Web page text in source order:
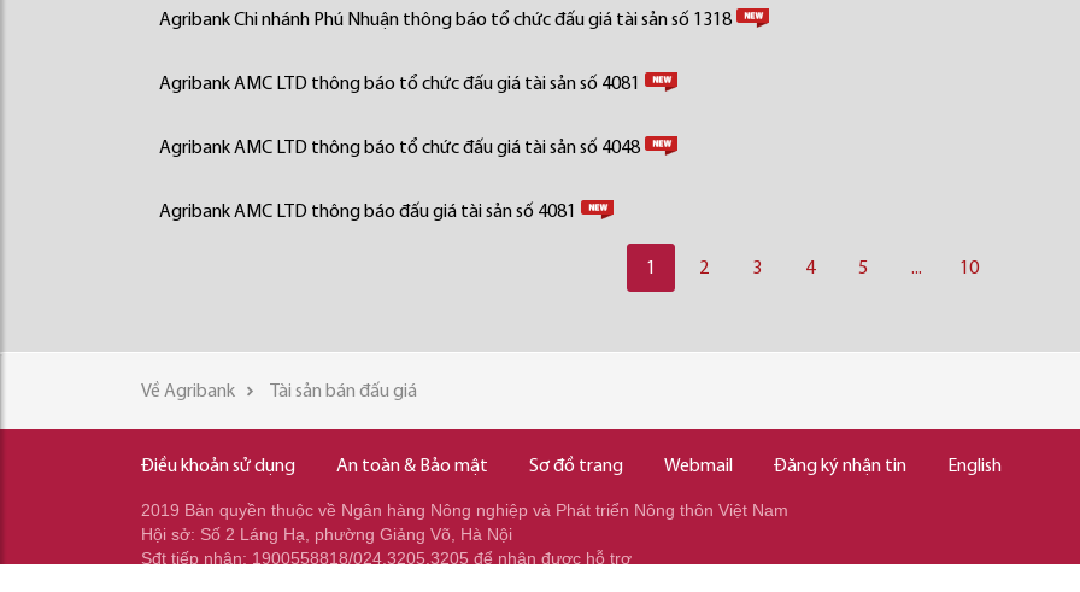
Agribank Chi nhánh Phú Nhuận thông báo tổ chức đấu giá tài sản số 1318
Agribank AMC LTD thông báo tổ chức đấu giá tài sản số 4081
Agribank AMC LTD thông báo tổ chức đấu giá tài sản số 4048
Agribank AMC LTD thông báo đấu giá tài sản số 4081
1 2 3 4 5 ... 10
Về Agribank Tài sản bán đấu giá
Điều khoản sử dụng An toàn & Bảo mật Sơ đồ trang Webmail Đăng ký nhận tin English
2019 Bản quyền thuộc về Ngân hàng Nông nghiệp và Phát triển Nông thôn Việt Nam
Hội sở: Số 2 Láng Hạ, phường Giảng Võ, Hà Nội
Sđt tiếp nhận: 1900558818/024.3205.3205 để nhận được hỗ trợ